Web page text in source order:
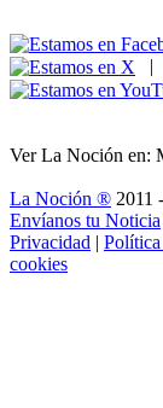
|
Ver La Noción en:
La Noción ® 2011
Envíanos tu Noticia
Privacidad |
cookies